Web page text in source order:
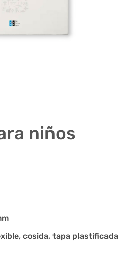
niños
cosida, tapa plastificada